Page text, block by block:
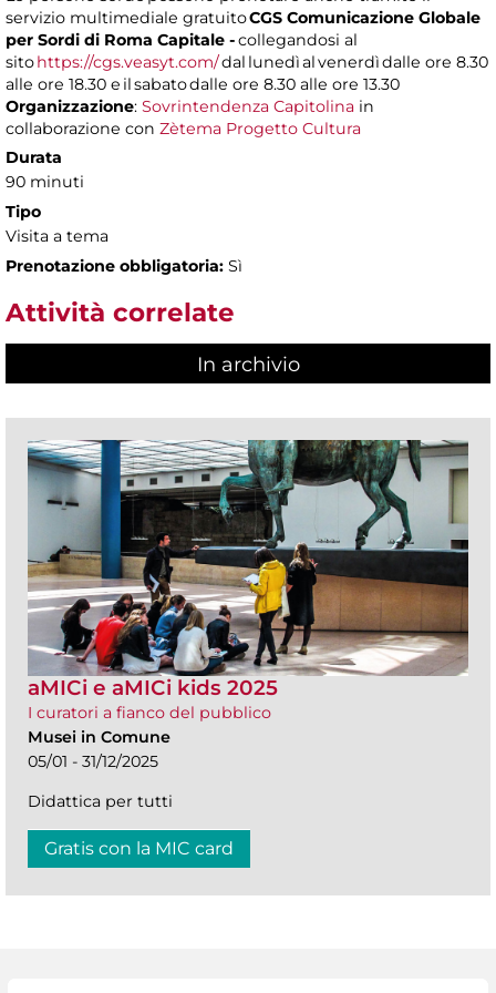
servizio multimediale gratuitoCGS Comunicazione Globale
per Sordi di Roma Capitale -collegandosi al
sitohttps://cgs.veasyt.com/dal lunedì al venerdì dalle ore 8.30
alle ore 18.30 e il sabato dalle ore 8.30 alle ore 13.30
Organizzazione: Sovrintendenza Capitolina in
collaborazione con Zètema Progetto Cultura
Durata
90 minuti
Tipo
Visita a tema
Prenotazione obbligatoria: Sì
Attività correlate
In archivio
aMICi e aMICi kids 2025
I curatori a fianco del pubblico
Musei in Comune
05/01 - 31/12/2025
Didattica per tutti
Gratis con la MIC card